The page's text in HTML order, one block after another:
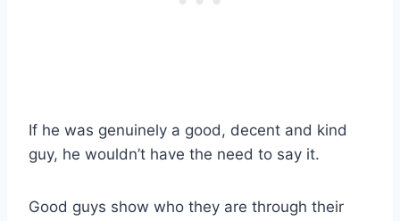
If he was genuinely a good, decent and kind
guy, he wouldn’t have the need to say it.
Good guys show who they are through their